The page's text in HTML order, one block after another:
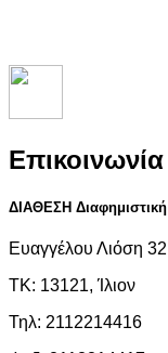
Επικοινωνία
ΔΙΑΘΕΣΗ Διαφημιστική
Ευαγγέλου Λιόση 32
ΤΚ: 13121, Ίλιον
Τηλ: 2112214416